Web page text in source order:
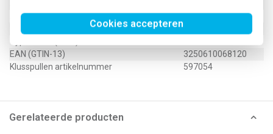
Cookies accepteren
Antibacteriële behandeling
Nee
EAN (GTIN-13)
3250610068120
Klusspullen artikelnummer
597054
Gerelateerde producten